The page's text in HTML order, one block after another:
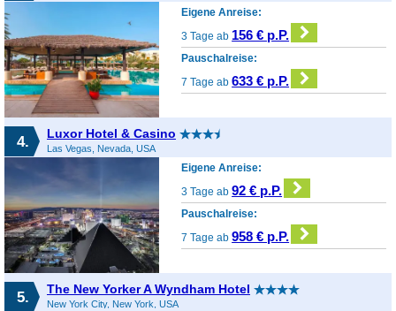
Eigene Anreise:
3 Tage ab 156 € p.P.
Pauschalreise:
7 Tage ab633 € p.P.
4. Luxor Hotel & Casino
Las Vegas, Nevada, USA
Eigene Anreise:
3 Tage ab92 € p.P.
Pauschalreise:
7 Tage ab958 € p.P.
5. The New Yorker A Wyndham Hotel
New York City, New York, USA